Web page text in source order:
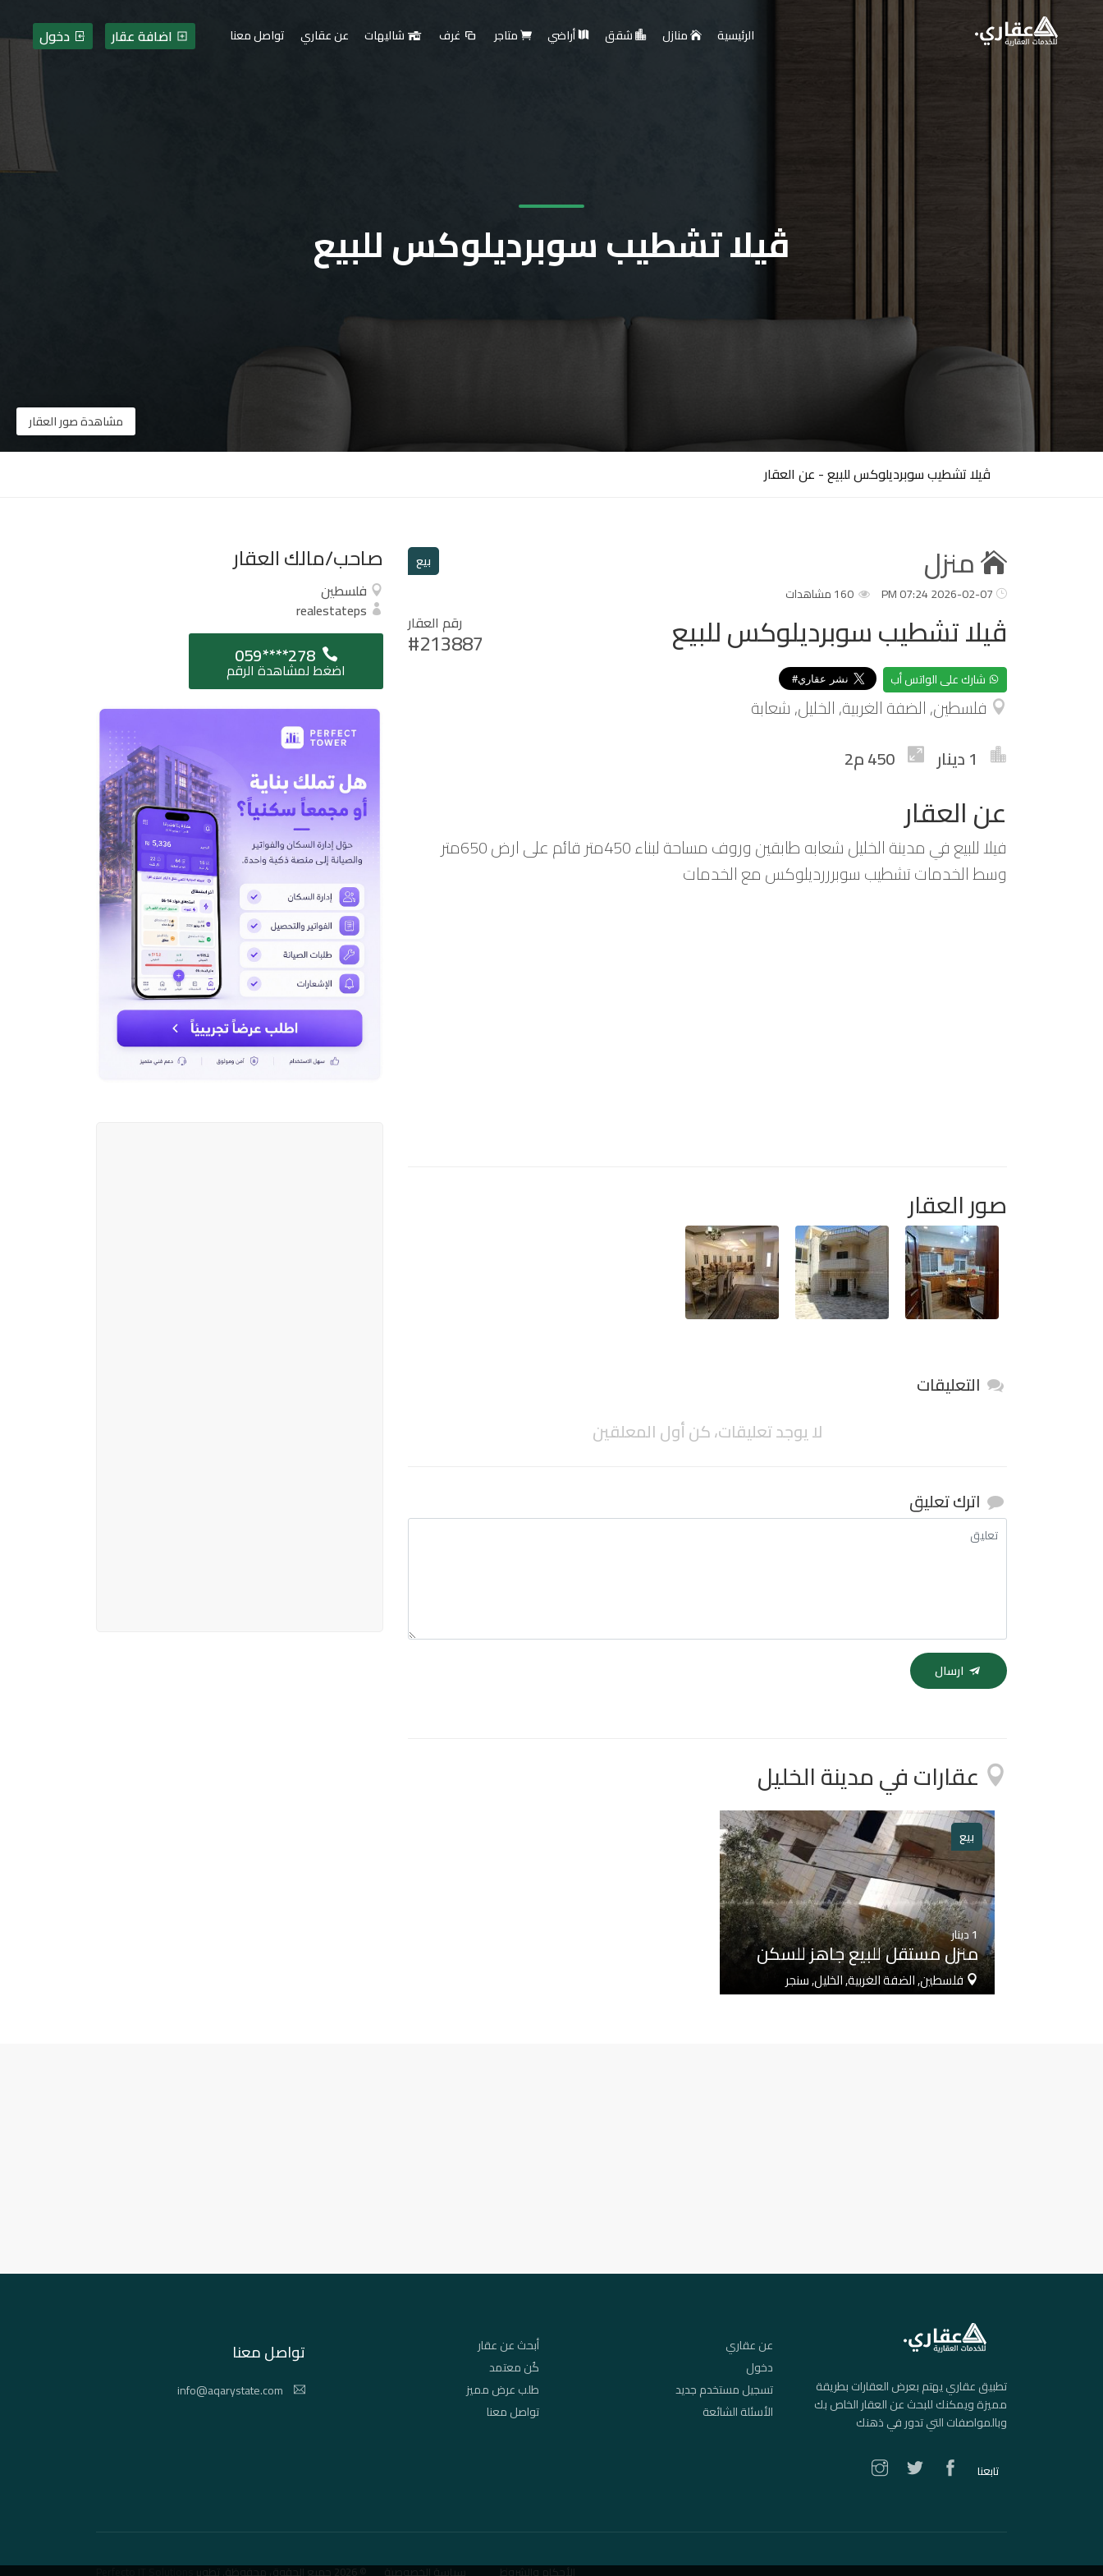
ڤيلا تشطيب سوبرديلوكس للبيع
مشاهدة صور العقار
ڤيلا تشطيب سوبرديلوكس للبيع - عن العقار
منزل
بيع
ڤيلا تشطيب سوبرديلوكس للبيع رقم العقار
#213887
شارك على الواتس أب
فلسطين, الضفة الغربية, الخليل, شعابة
1 دينار
450 م2
عن العقار
فيلا للبيع في مدينة الخليل شعابه طابقين وروف مساحة لبناء 450متر قائم على ارض 650متر
وسط الخدمات تشطيب سوبرررديلوكس مع الخدمات
صور العقار
التعليقات
لا يوجد تعليقات، كن أول المعلقين
اترك تعليق
ارسال
عقارات في مدينة الخليل
بيع
1دينار
منزل مستقل للبيع جاهز للسكن
فلسطين, الضفة الغربية, الخليل, سنجر
صاحب/مالك العقار
فلسطين
realestateps
059****278
اضغط لمشاهدة الرقم
تطبيق عقاري يهتم بعرض العقارات بطريقة
مميزة ويمكنك للبحث عن العقار الخاص بك
وبالمواصفات التي تدور في ذهنك
تابعنا
عن عقاري
دخول
تسجيل مستخدم جديد
الأسئلة الشائعة
أبحث عن عقار
كُن معتمد
طلب عرض مميز
تواصل معنا
تواصل معنا
info@aqarystate.com
الأحكام والشروط سياسة الخصوصية © 2026 جميع الحقوق محفوظة. تطوير Perfecto IT Solutions
دخول اضافة عقار الرئيسية منازل شقق أراضي متاجر غرف شاليهات عن عقاري تواصل معنا